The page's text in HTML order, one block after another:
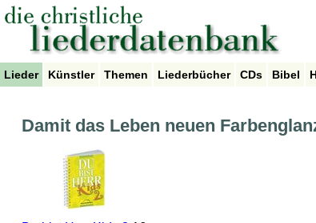
Lieder Künstler Themen Liederbücher CDs Bibel
Damit das Leben neuen